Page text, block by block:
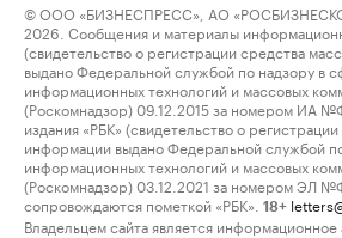
© ООО «БИЗНЕСПРЕСС», АО
2026. Сообщения и материалы
(свидетельство о регистрации средства
выдано Федеральной службой по надзору в
информационных технологий и массовых
(Роскомнадзор) 09.12.2015 за номером ИА
издания «РБК» (свидетельство о
информации выдано Федеральной службой
информационных технологий и массовых
(Роскомнадзор) 03.12.2021 за номером ЭЛ
сопровождаются пометкой «РБК».
18+
Владельцем сайта является информационное